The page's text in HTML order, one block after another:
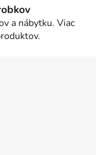
a nábytku. Viac